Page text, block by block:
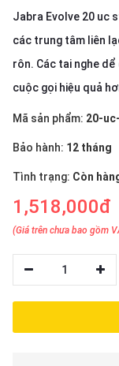
Jabra Evolve 20 uc
các trung tâm liên
rôn. Các tai nghe
cuộc gọi hiệu quả
Mã sản phẩm: 20-
Bảo hành: 12 tháng
Tình trạng: Còn
1,518,000đ
(Giá trên chưa bao gồm
1
Hỗ
Tin
hệ
Giới
thiệu
NGỮ
Tiếng